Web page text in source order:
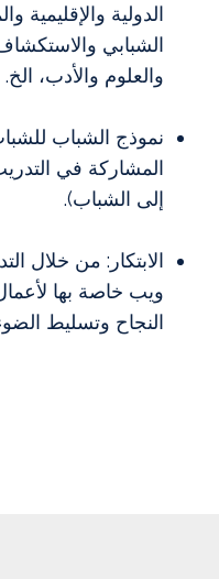
الدولية والإقليمية
الشبابي
والعلوم والأدب، الخ.
نموذج الشباب
المشاركة في
إلى الشباب).
الابتكار: من خلال
ويب خاصة بها
النجاح وتسليط